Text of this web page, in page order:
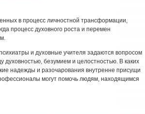
в процесс личностной трансформации,
процесс духовного роста и перемен
и духовные учителя задаются вопросом
духовностью, безумием и целостностью. В каких
надежды и разочарования внутренне присущи
могут помочь людям, находящимся